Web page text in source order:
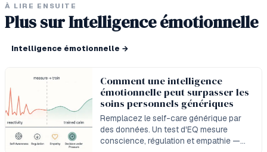
À LIRE ENSUITE
Plus sur Intelligence émotionnelle
Intelligence émotionnelle →
Comment une intelligence
émotionnelle peut surpasser les
soins personnels génériques
Remplacez le self-care générique par
des données. Un test d'EQ mesure
conscience, régulation et empathie —